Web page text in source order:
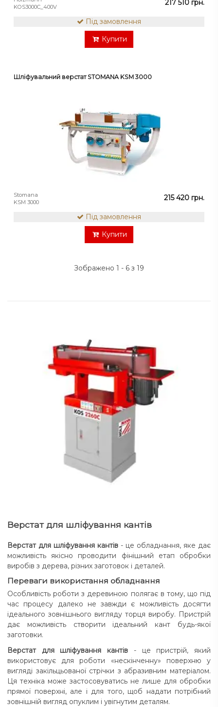
KOS3000C_400V
217 510 грн.
Під замовлення
Купити
Шліфувальний верстат STOMANA KSM 3000
Stomana
KSM 3000
215 420 грн.
Під замовлення
Купити
Зображено 1 - 6 з 19
Верстат для шліфування кантів
Верстат для шліфування кантів - це обладнання, яке дає
можливість якісно проводити фінішний етап обробки
виробів з дерева, різних заготовок і деталей.
Переваги використання обладнання
Особливість роботи з деревиною полягає в тому, що під
час процесу далеко не завжди є можливість досягти
ідеального зовнішнього вигляду торця виробу. Пристрій
дає можливість створити ідеальний кант будь-якої
заготовки.
Верстат для шліфування кантів - це пристрій, який
використовує для роботи «нескінченну» поверхню у
вигляді закільцьованої стрічки з абразивним матеріалом.
Ця техніка може застосовуватись не лише для обробки
прямої поверхні, але і для того, щоб надати потрібний
зовнішній вигляд опуклим і увігнутим деталям.